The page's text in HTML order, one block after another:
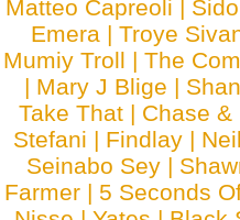
Matteo Capreoli | Sido
Emera | Troye
Mumiy Troll |The
| Mary J Blige |
Take That | Chase &
Stefani | Findlay |
Seinabo Sey |
Farmer | 5 Seconds